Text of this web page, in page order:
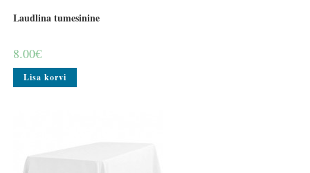
Laudlina tumesinine
8.00€
Lisa korvi